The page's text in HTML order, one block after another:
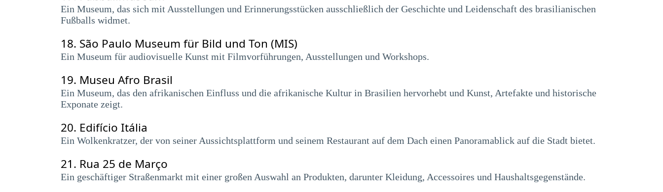
Ein Museum, das sich mit Ausstellungen und Erinnerungsstücken ausschließlich der Geschichte und Leidenschaft des brasilianischen
Fußballs widmet.
18. São Paulo Museum für Bild und Ton (MIS)
Ein Museum für audiovisuelle Kunst mit Filmvorführungen, Ausstellungen und Workshops.
19. Museu Afro Brasil
Ein Museum, das den afrikanischen Einfluss und die afrikanische Kultur in Brasilien hervorhebt und Kunst, Artefakte und historische
Exponate zeigt.
20. Edifício Itália
Ein Wolkenkratzer, der von seiner Aussichtsplattform und seinem Restaurant auf dem Dach einen Panoramablick auf die Stadt bietet.
21. Rua 25 de Março
Ein geschäftiger Straßenmarkt mit einer großen Auswahl an Produkten, darunter Kleidung, Accessoires und Haushaltsgegenstände.